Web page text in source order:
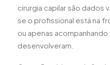
cirurgia capilar são dados
se o profissional está na
ou apenas
desenvolveram.